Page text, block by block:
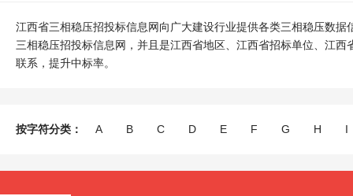
江西省三相稳压招投标信息网向广大建设行业提供各类三相稳压数
三相稳压招投标信息网，并且是江西省地区、江西省招标单位、江
联系，提升中标率。
按字符分类： A B C D E F G H I